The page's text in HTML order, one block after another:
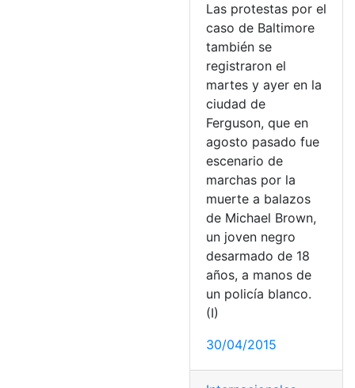
Las protestas por el
caso de Baltimore
también se
registraron el
martes y ayer en la
ciudad de
Ferguson, que en
agosto pasado fue
escenario de
marchas por la
muerte a balazos
de Michael Brown,
un joven negro
desarmado de 18
años, a manos de
un policía blanco.
(I)
30/04/2015